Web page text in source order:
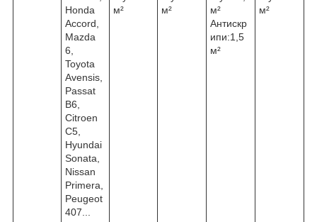
Honda
Accord,
Mazda
6,
Toyota
Avensis,
Passat
B6,
Citroen
C5,
Hyundai
Sonata,
Nissan
Primera,
Peugeot
407...
м²
м²
м²
Антискр
ипи:1,5
м²
м²